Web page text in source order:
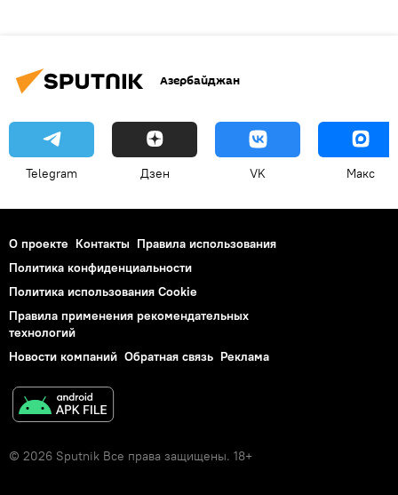
Азербайджан
Telegram Дзен VK Макс
О проекте Контакты Правила использования
Политика конфиденциальности
Политика использования Cookie
Правила применения рекомендательных
технологий
Новости компаний Обратная связь Реклама
© 2026 Sputnik Все права защищены. 18+